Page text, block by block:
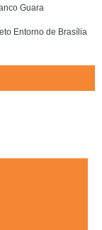
Guara
Entorno de Brasília